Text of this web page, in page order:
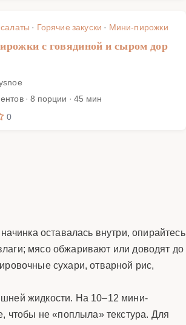
· Горячие закуски · Мини-пирожки
с говядиной и сыром дор
· 8 порции · 45 мин
0
оставалась внутри, опирайтесь
мясо обжаривают или доводят до
сухари, отварной рис,
жидкости. На 10–12 мини-
чтобы не «поплыла» текстура. Для